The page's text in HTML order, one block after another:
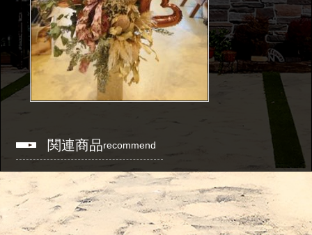
関連商品recommend